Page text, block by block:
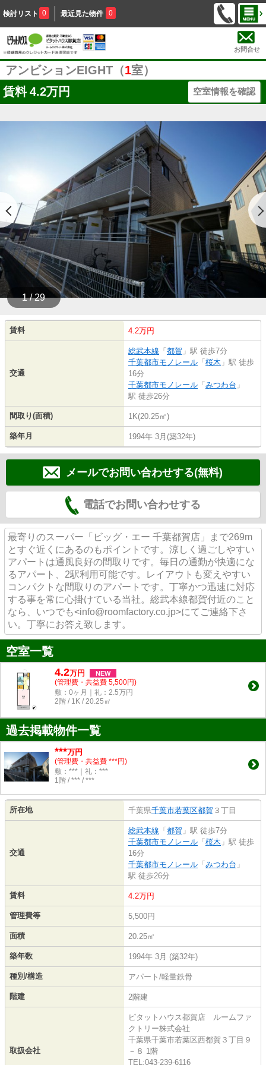
検討リスト 0 最近見た物件 0
お問合せ
アンビションEIGHT（1室）
賃料 4.2万円 空室情報を確認
1 / 29
賃料 4.2万円
交通
総武本線 「 都賀 」駅 徒歩7分
千葉都市モノレール 「 桜木 」駅 徒歩
16分
千葉都市モノレール 「 みつわ台 」
駅 徒歩26分
間取り(面積) 1K(20.25㎡)
築年月 1994年 3月(築32年)
メールでお問い合わせする(無料)
電話でお問い合わせする
最寄りのスーパー「ビッグ・エー 千葉都賀店」まで269m
とすぐ近くにあるのもポイントです。涼しく過ごしやすい
アパートは通風良好の間取りです。毎日の通勤が快適にな
るアパート、2駅利用可能です。レイアウトも変えやすい
コンパクトな間取りのアパートです。丁寧かつ迅速に対応
する事を常に心掛けている当社。総武本線都賀付近のこと
なら、いつでも<info@roomfactory.co.jp>にてご連絡下さ
い。丁寧にお答え致します。
空室一覧
4.2万円 NEW
(管理費・共益費 5,500円)
敷：0ヶ月｜礼：2.5万円
2階 / 1K / 20.25㎡
過去掲載物件一覧
***万円
(管理費・共益費 ***円)
敷：***｜礼：***
1階 / *** / ***
所在地 千葉県千葉市若葉区都賀 ３丁目
交通
総武本線 「 都賀 」駅 徒歩7分
千葉都市モノレール 「 桜木 」駅 徒歩
16分
千葉都市モノレール 「 みつわ台 」
駅 徒歩26分
賃料 4.2万円
管理費等 5,500円
面積 20.25㎡
築年数 1994年 3月 (築32年)
種別/構造 アパート/軽量鉄骨
階建 2階建
取扱会社
ピタットハウス都賀店 ルームファ
クトリー株式会社
千葉県千葉市若葉区西都賀３丁目９
－８ 1階
TEL:043-239-6116